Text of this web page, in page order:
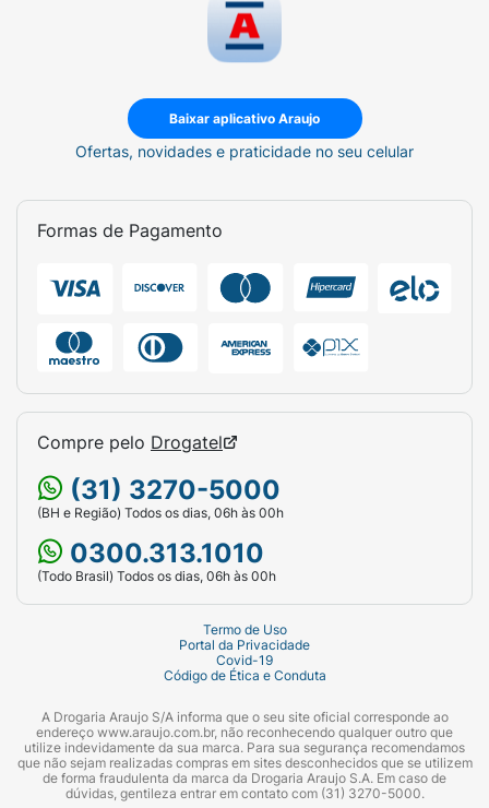
Baixar aplicativo Araujo
Ofertas, novidades e praticidade no seu celular
Formas de Pagamento
Compre pelo Drogatel
(31) 3270-5000
(BH e Região) Todos os dias, 06h às 00h
0300.313.1010
(Todo Brasil) Todos os dias, 06h às 00h
Termo de Uso
Portal da Privacidade
Covid-19
Código de Ética e Conduta
A Drogaria Araujo S/A informa que o seu site oficial corresponde ao
endereço www.araujo.com.br, não reconhecendo qualquer outro que
utilize indevidamente da sua marca. Para sua segurança recomendamos
que não sejam realizadas compras em sites desconhecidos que se utilizem
de forma fraudulenta da marca da Drogaria Araujo S.A. Em caso de
dúvidas, gentileza entrar em contato com (31) 3270-5000.